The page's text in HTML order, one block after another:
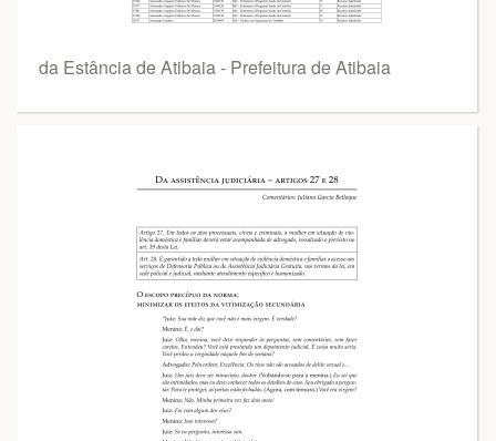
da Estância de Atibaia - Prefeitura de Atibaia